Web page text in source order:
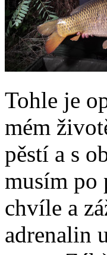
Tohle je
mém
pěstí a s
musím po
chvíle a
adrenalin